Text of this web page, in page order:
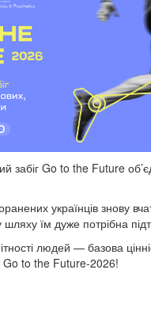
забіг Go to the Future
українців знову
їм дуже потрібна
людей — базова
Go to the Future-2026!